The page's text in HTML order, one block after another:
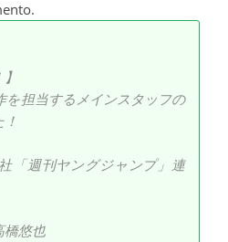
を担当するメインスタッフの
「週刊ヤングジャンプ」連
橋悠也